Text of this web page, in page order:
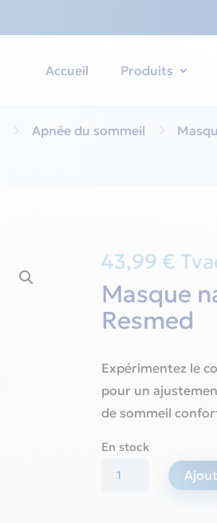
Accueil Produits
5 Apnée du sommeil 5
43,99 €
Masque
Resmed
Expérimentez le
pour un
de sommeil
En stock
quantité